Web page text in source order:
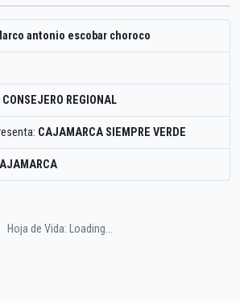
antonio escobar choroco
CONSEJERO REGIONAL
CAJAMARCA SIEMPRE VERDE
Hoja de Vida: Loading...